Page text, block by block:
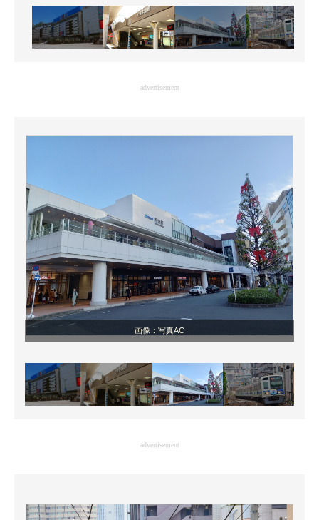
advertisement
画像：写真AC
advertisement